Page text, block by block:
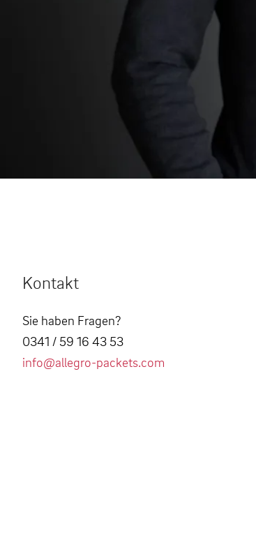
Kontakt
Sie haben Fragen?
0341 / 59 16 43 53
info@allegro-packets.com